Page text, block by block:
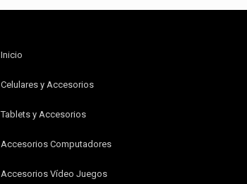
Inicio
Celulares y Accesorios
Tablets y Accesorios
Accesorios Computadores
Accesorios Vídeo Juegos